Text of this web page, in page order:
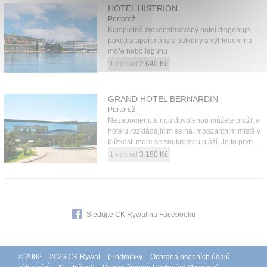
HOTEL HISTRION
Portorož
Kompletně zrekonstruovaný hotel disponuje
pokoji a apartmány s balkony a výhledem na
moře nebo lagunu.
1 noc od 2 640 Kč
GRAND HOTEL BERNARDIN
Portorož
Nezapomenutelnou dovolenou můžete prožít v
hotelu rozkládajícím se na impozantním místě v
blízkosti moře se soukromou pláží. Je to prvn...
1 noc od 3 180 Kč
Sledujte CK Rywal na Facebooku
© 2002 – 2026 CK Rywal – (Podmínky – Ochrana osobních údajů